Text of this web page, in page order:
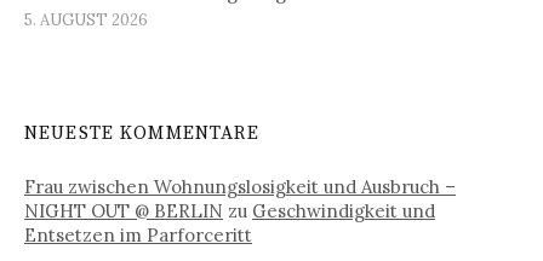
5. AUGUST 2026
NEUESTE KOMMENTARE
Frau zwischen Wohnungslosigkeit und Ausbruch –
NIGHT OUT @ BERLIN zu Geschwindigkeit und
Entsetzen im Parforceritt